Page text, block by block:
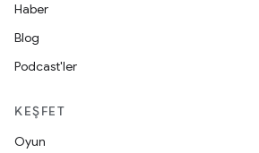
Haber
Blog
Podcast'ler
KEŞFET
Oyun